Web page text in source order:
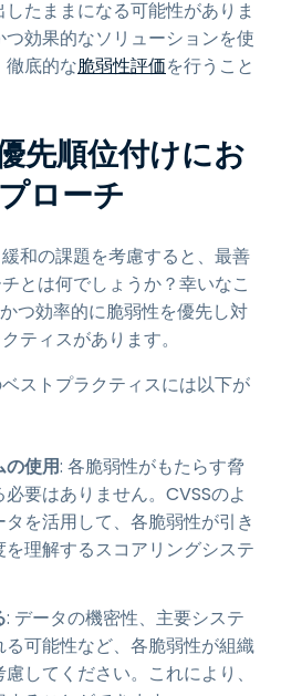
たままになる可能性がありま
効果的なソリューションを使
徹底的な脆弱性評価を行うこと
先順位付けにお
ローチ
和の課題を考慮すると、最善
とは何でしょうか？幸いなこ
つ効率的に脆弱性を優先し対
ティスがあります。
ストプラクティスには以下が
の使用: 各脆弱性がもたらす脅
要はありません。CVSSのよ
を活用して、各脆弱性が引き
理解するスコアリングシステ
: データの機密性、主要システ
可能性など、各脆弱性が組織
してください。これにより、